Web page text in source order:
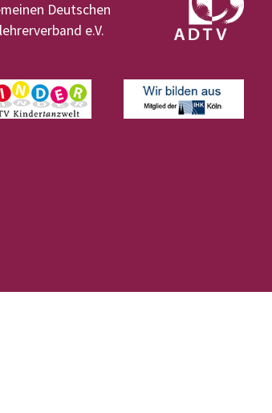
Deutschen
e.V.